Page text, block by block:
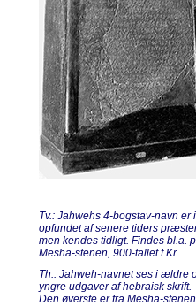
Tv.: Jahwehs 4-bogstav-navn er
opfundet af senere tiders
men kendes tidligt. Findes bl.a.
Mesha-stenen, 900-tallet f.Kr.
Th.: Jahweh-navnet ses i ældre
yngre udgaver af hebraisk skrift.
Den øverste er fra Mesha-